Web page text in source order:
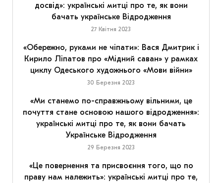
досвід»: українські митці про те, як вони
бачать українське Відродження
27 Квітня 2023
«Обережно, руками не чіпати»: Вася Дмитрик і
Кирило Ліпатов про «Мідний саван» у рамках
циклу Одеського художнього «Мови війни»
30 Березня 2023
«Ми станемо по-справжньому вільними, це
почуття стане основою нашого відродження»:
українські митці про те, як вони бачать
Українське Відродження
29 Березня 2023
«Це повернення та присвоєння того, що по
праву нам належить»: українські митці про те,